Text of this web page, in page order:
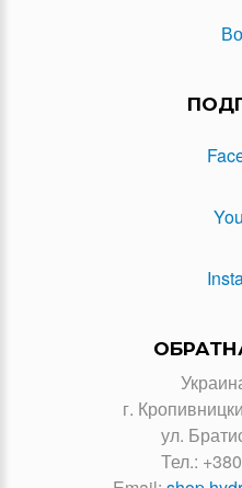
г.
ул.
Тел.: